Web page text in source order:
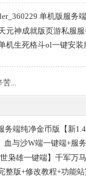
单机版服务端
元神成就版页游私服
机生死格斗ol一键安
...
务端纯净金币版【新
血与沙W端一键端+服
枭雄一键端】千军万
整版+修改教程+功能